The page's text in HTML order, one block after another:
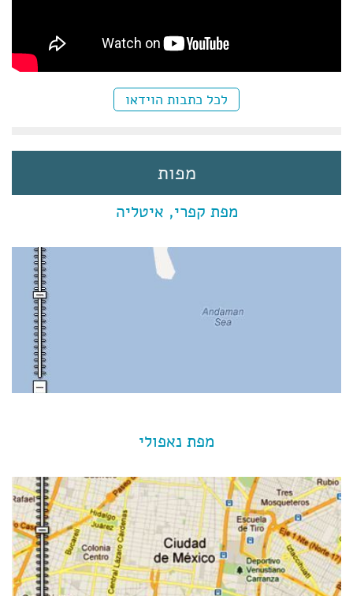
לכל כתבות הוידאו
מפות
מפת קפרי, איטליה
מפת נאפולי